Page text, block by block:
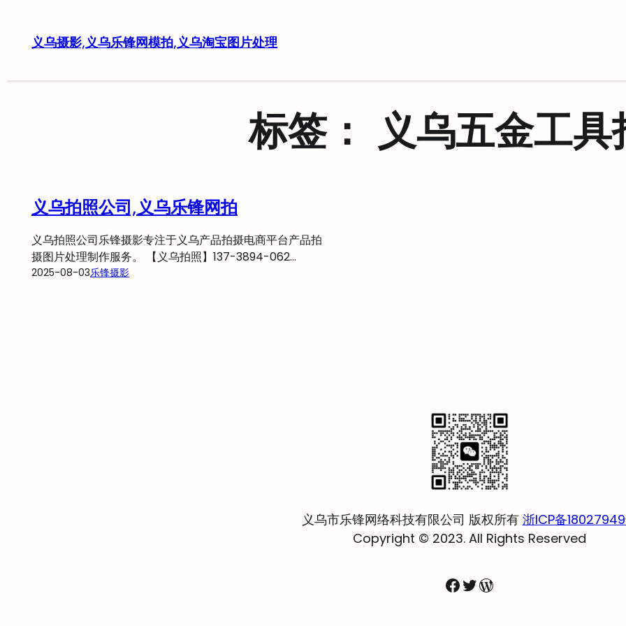
义乌摄影,义乌乐锋网模拍,义乌淘宝图片处理
标签： 义乌五金工具
义乌拍照公司,义乌乐锋网拍
义乌拍照公司乐锋摄影专注于义乌产品拍摄电商平台产品拍
摄图片处理制作服务。 【义乌拍照】137-3894-062…
2025-08-03乐锋摄影
义乌市乐锋网络科技有限公司 版权所有 浙ICP备
Copyright © 2023. All Rights Reserved
Facebook
Twitter
WordPress